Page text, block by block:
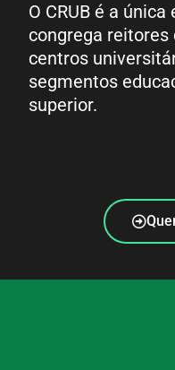
O CRUB é a
congrega reitores
centros
segmentos
superior.